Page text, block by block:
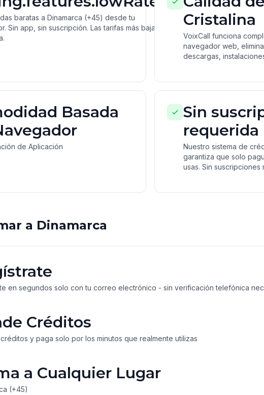
baratas a Dinamarca (+45) desde tu
Sin app, sin suscripción. Las tarifas más bajas a
Cristalina
VoixCall funciona
navegador web,
descargas,
Basada
de Aplicación
Sin
requerida
Nuestro sistema de
garantiza que solo
usas. Sin suscripciones
a Dinamarca
en segundos solo con tu correo electrónico - sin verificación telefónica
Créditos
y paga solo por los minutos que realmente utilizas
a Cualquier Lugar
(+45)